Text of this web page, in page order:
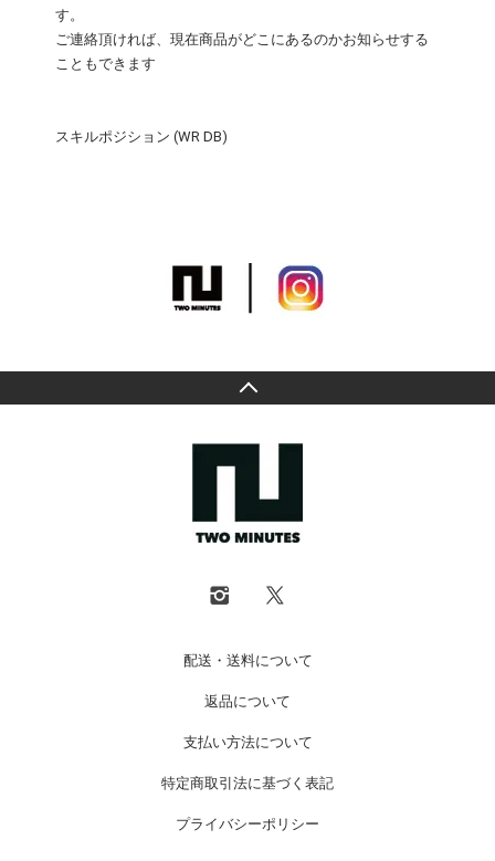
す。
ご連絡頂ければ、現在商品がどこにあるのかお知らせする
こともできます
スキルポジション (WR DB)
配送・送料について
返品について
支払い方法について
特定商取引法に基づく表記
プライバシーポリシー